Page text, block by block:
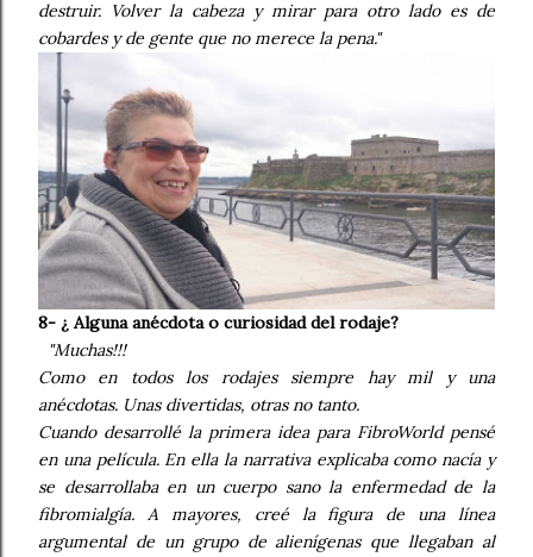
destruir. Volver la cabeza y mirar para otro lado es de
cobardes y de gente que no merece la pena."
8- ¿ Alguna anécdota o curiosidad del rodaje?
"Muchas!!!
Como en todos los rodajes siempre hay mil y una
anécdotas. Unas divertidas, otras no tanto.
Cuando desarrollé la primera idea para FibroWorld pensé
en una película. En ella la narrativa explicaba como nacía y
se desarrollaba en un cuerpo sano la enfermedad de la
fibromialgía. A mayores, creé la figura de una línea
argumental de un grupo de alienígenas que llegaban al